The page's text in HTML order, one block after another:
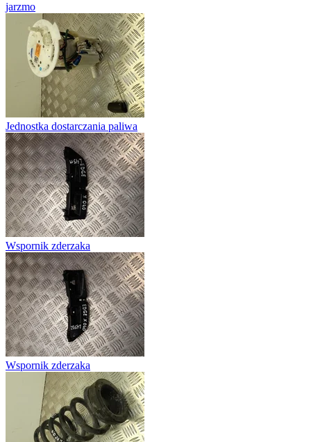
jarzmo
Jednostka dostarczania paliwa
Wspornik zderzaka
Wspornik zderzaka